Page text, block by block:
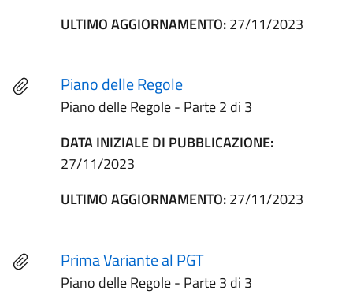
ULTIMO AGGIORNAMENTO:27/11/2023
Piano delle Regole
Piano delle Regole - Parte 2 di 3
DATA INIZIALE DI PUBBLICAZIONE:
27/11/2023
ULTIMO AGGIORNAMENTO:27/11/2023
Prima Variante al PGT
Piano delle Regole - Parte 3 di 3